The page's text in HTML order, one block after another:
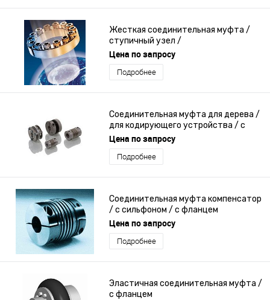
Жесткая соединительная муфта /
ступичный узел /
самоцентрирующаяся / с фланцем
Цена по запросу
Подробнее
Соединительная муфта для дерева /
для кодирующего устройства / с
фланцем
Цена по запросу
Подробнее
Соединительная муфта компенсатор
/ с сильфоном / с фланцем
Цена по запросу
Подробнее
Эластичная соединительная муфта /
с фланцем